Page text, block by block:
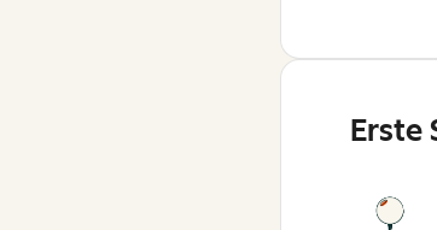
Erste